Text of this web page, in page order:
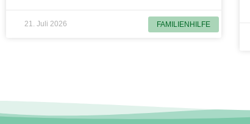
FAMILIENHILFE
21. Juli 2026